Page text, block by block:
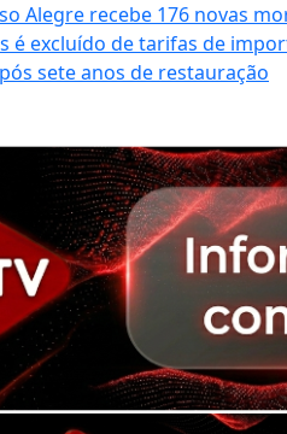
Alegre recebe 176 novas
é excluído de tarifas de
sete anos de restauração